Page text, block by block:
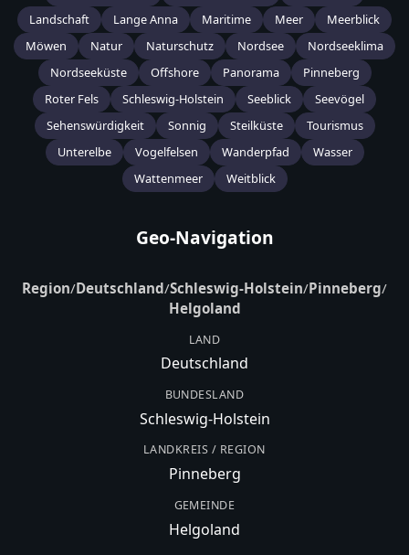
Landschaft
Lange Anna Maritime Meer
Meerblick
Möwen
Natur Naturschutz Nordsee
Nordseeklima
Nordseeküste
Offshore Panorama
Pinneberg
Roter Fels
Schleswig-Holstein Seeblick
Seevögel
Sehenswürdigkeit
Sonnig Steilküste
Tourismus
Unterelbe
Vogelfelsen Wanderpfad
Wasser
Wattenmeer
Weitblick
Geo-Navigation
Region/Deutschland/Schleswig-Holstein/Pinneberg/
Helgoland
LAND
Deutschland
BUNDESLAND
Schleswig-Holstein
LANDKREIS / REGION
Pinneberg
GEMEINDE
Helgoland